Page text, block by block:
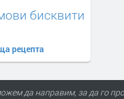
бисквити
рецепта
да направим, за да го